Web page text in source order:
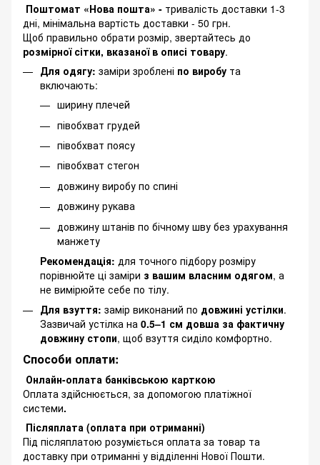
Поштомат «Нова пошта» - тривалість доставки 1-3
дні, мінімальна вартість доставки - 50 грн.
Щоб правильно обрати розмір, звертайтесь до
розмірної сітки, вказаної в описі товару.
Для одягу: заміри зроблені по виробу та
включають:
ширину плечей
півобхват грудей
півобхват поясу
півобхват стегон
довжину виробу по спині
довжину рукава
довжину штанів по бічному шву без урахування
манжету
Рекомендація: для точного підбору розміру
порівнюйте ці заміри з вашим власним одягом, а
не вимірюйте себе по тілу.
Для взуття: замір виконаний по довжині устілки.
Зазвичай устілка на 0.5–1 см довша за фактичну
довжину стопи, щоб взуття сиділо комфортно.
Способи оплати:
Онлайн-оплата банківською карткою
Оплата здійснюється, за допомогою платіжної
системи.
Післяплата (оплата при отриманні)
Під післяплатою розуміється оплата за товар та
доставку при отриманні у відділенні Нової Пошти.